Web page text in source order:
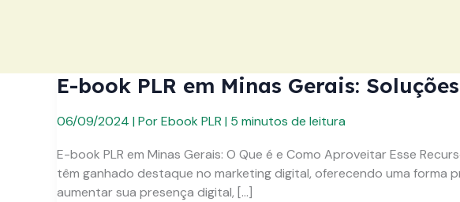
E-book PLR em Minas Gerais:
06/09/2024 | PorEbook PLR | 5 minutos de leitura
E-book PLR em Minas Gerais: O Que é e Como Aproveitar Esse
têm ganhado destaque no marketing digital, oferecendo uma
aumentar sua presença digital, […]